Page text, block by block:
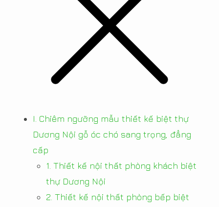
I. Chiêm ngưỡng mẫu thiết kế biệt thự
Dương Nội gỗ óc chó sang trọng, đẳng
cấp
1. Thiết kế nội thất phòng khách biệt
thự Dương Nội
2. Thiết kế nội thất phòng bếp biệt